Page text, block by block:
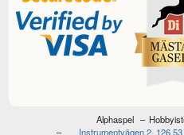
Alphaspel
Instrumentvägen 2, 126